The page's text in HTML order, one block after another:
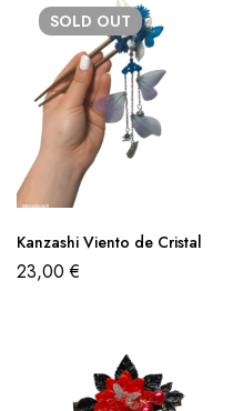
SOLD OUT
Kanzashi Viento de Cristal
23,00€